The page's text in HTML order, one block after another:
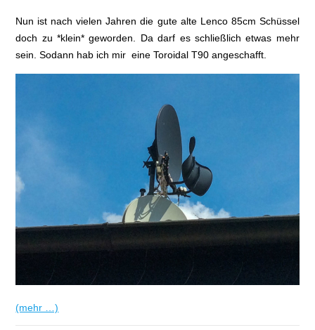
Nun ist nach vielen Jahren die gute alte Lenco 85cm Schüssel
doch zu *klein* geworden. Da darf es schließlich etwas mehr
sein. Sodann hab ich mir eine Toroidal T90 angeschafft.
(mehr …)